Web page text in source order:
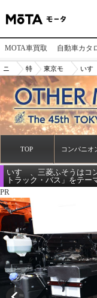
MOTA車買取 自動車カタ
ニ
ュ
ー
ス/
記
特
集
東京モ
ーター
ショー2
017
いす
「
京モ
TOP コンパニオ
いすゞ、三菱ふそうはコ
トラック・バス」をテー
PR